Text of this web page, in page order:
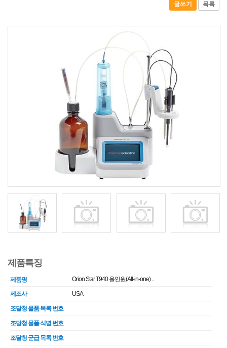
글쓰기 목록
제품특징
제품명 Orion Star T940 올인원(All-in-one) ..
제조사 USA
조달청 물품 목록 번호
조달청 물품 식별 번호
조달청 군급 목록 번호